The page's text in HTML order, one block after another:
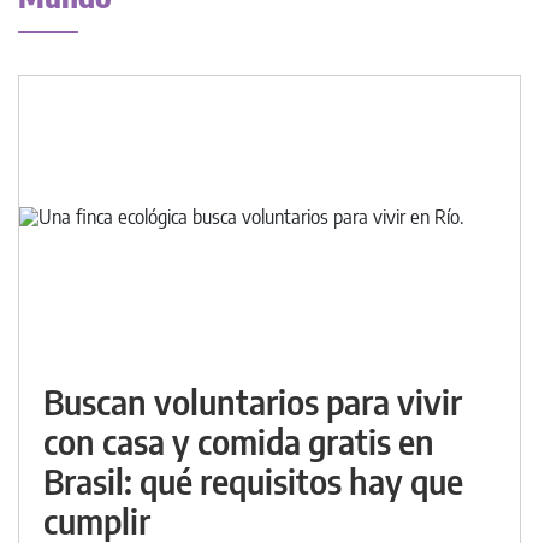
Buscan voluntarios para vivir
con casa y comida gratis en
Brasil: qué requisitos hay que
cumplir